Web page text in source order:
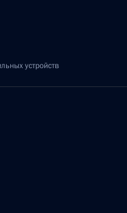
устройств